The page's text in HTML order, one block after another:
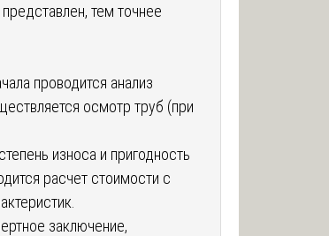
тем точнее
проводится анализ
осмотр труб (при
износа и пригодность
расчет стоимости с
заключение,